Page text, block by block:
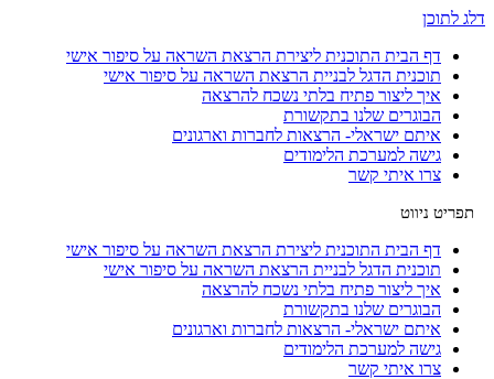
דלג לתוכן
דף הבית התוכנית ליצירת הרצאת השראה על סיפור אישי
תוכנית הדגל לבניית הרצאת השראה על סיפור אישי
איך ליצור פתיח בלתי נשכח להרצאה
הבוגרים שלנו בתקשורת
איתם ישראלי- הרצאות לחברות וארגונים
גישה למערכת הלימודים
צרו איתי קשר
דף הבית התוכנית ליצירת הרצאת השראה על סיפור אישי
תוכנית הדגל לבניית הרצאת השראה על סיפור אישי
איך ליצור פתיח בלתי נשכח להרצאה
הבוגרים שלנו בתקשורת
איתם ישראלי- הרצאות לחברות וארגונים
גישה למערכת הלימודים
צרו איתי קשר